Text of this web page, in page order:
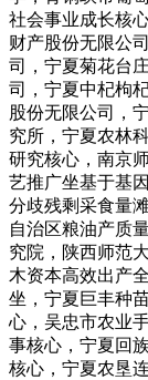
社会事业成长核
财产股份无限公
司，宁夏菊花台
司，宁夏中杞枸
股份无限公司，
究所，宁夏农林
研究核心，南京
艺推广坐基于基
分歧残剩采食量
自治区粮油产质
究院，陕西师范
木资本高效出产
坐，宁夏巨丰种
心，吴忠市农业
事核心，宁夏回
核心，宁夏农垦